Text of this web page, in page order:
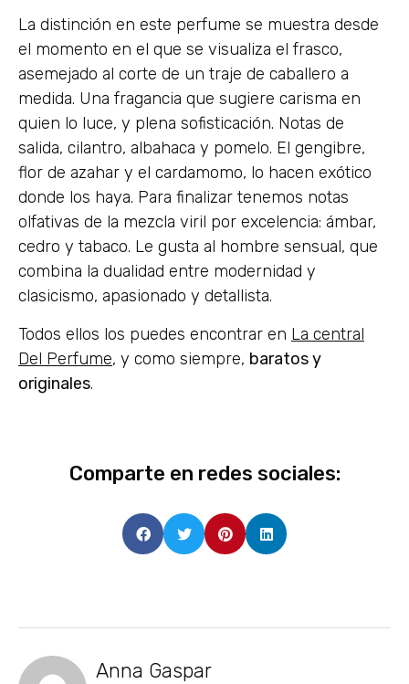
La distinción en este perfume se muestra desde
el momento en el que se visualiza el frasco,
asemejado al corte de un traje de caballero a
medida. Una fragancia que sugiere carisma en
quien lo luce, y plena sofisticación. Notas de
salida, cilantro, albahaca y pomelo. El gengibre,
flor de azahar y el cardamomo, lo hacen exótico
donde los haya. Para finalizar tenemos notas
olfativas de la mezcla viril por excelencia: ámbar,
cedro y tabaco. Le gusta al hombre sensual, que
combina la dualidad entre modernidad y
clasicismo, apasionado y detallista.
Todos ellos los puedes encontrar en La central
Del Perfume, y como siempre, baratos y
originales.
Comparte en redes sociales:
Anna Gaspar